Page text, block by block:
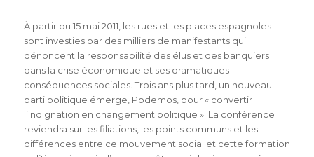
À partir du 15 mai 2011, les rues et les places espagnoles
sont investies par des milliers de manifestants qui
dénoncent la responsabilité des élus et des banquiers
dans la crise économique et ses dramatiques
conséquences sociales. Trois ans plus tard, un nouveau
parti politique émerge, Podemos, pour « convertir
l’indignation en changement politique ». La conférence
reviendra sur les filiations, les points communs et les
différences entre ce mouvement social et cette formation